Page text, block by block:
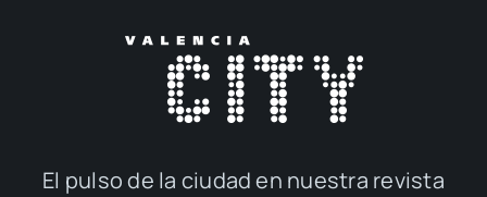
El pul­so de la ciu­dad en nues­tra revis­ta